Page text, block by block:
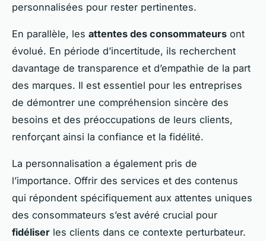
personnalisées pour rester pertinentes.
En parallèle, les attentes des consommateurs ont
évolué. En période d’incertitude, ils recherchent
davantage de transparence et d’empathie de la part
des marques. Il est essentiel pour les entreprises
de démontrer une compréhension sincère des
besoins et des préoccupations de leurs clients,
renforçant ainsi la confiance et la fidélité.
La personnalisation a également pris de
l’importance. Offrir des services et des contenus
qui répondent spécifiquement aux attentes uniques
des consommateurs s’est avéré crucial pour
fidéliser les clients dans ce contexte perturbateur.